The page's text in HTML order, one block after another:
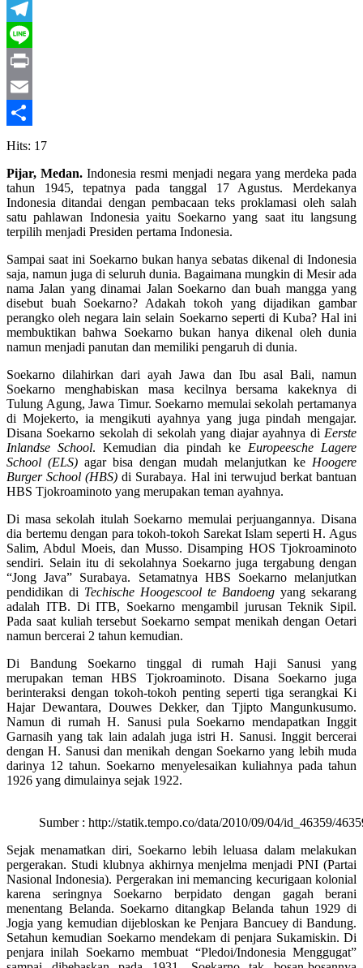
WhatsApp
Telegram
Line
Print
Email
Share
Hits: 17
Pijar, Medan. Indonesia resmi menjadi negara yang merdeka pada
tahun 1945, tepatnya pada tanggal 17 Agustus. Merdekanya
Indonesia ditandai dengan pembacaan teks proklamasi oleh salah
satu pahlawan Indonesia yaitu Soekarno yang saat itu langsung
terpilih menjadi Presiden pertama Indonesia.
Sampai saat ini Soekarno bukan hanya sebatas dikenal di Indonesia
saja, namun juga di seluruh dunia. Bagaimana mungkin di Mesir ada
nama Jalan yang dinamai Jalan Soekarno dan buah mangga yang
disebut buah Soekarno? Adakah tokoh yang dijadikan gambar
perangko oleh negara lain selain Soekarno seperti di Kuba? Hal ini
membuktikan bahwa Soekarno bukan hanya dikenal oleh dunia
namun menjadi panutan dan memiliki pengaruh di dunia.
Soekarno dilahirkan dari ayah Jawa dan Ibu asal Bali, namun
Soekarno menghabiskan masa kecilnya bersama kakeknya di
Tulung Agung, Jawa Timur. Soekarno memulai sekolah pertamanya
di Mojekerto, ia mengikuti ayahnya yang juga pindah mengajar.
Disana Soekarno sekolah di sekolah yang diajar ayahnya di Eerste
Inlandse School. Kemudian dia pindah ke Europeesche Lagere
School (ELS) agar bisa dengan mudah melanjutkan ke Hoogere
Burger School (HBS) di Surabaya. Hal ini terwujud berkat bantuan
HBS Tjokroaminoto yang merupakan teman ayahnya.
Di masa sekolah itulah Soekarno memulai perjuangannya. Disana
dia bertemu dengan para tokoh-tokoh Sarekat Islam seperti H. Agus
Salim, Abdul Moeis, dan Musso. Disamping HOS Tjokroaminoto
sendiri. Selain itu di sekolahnya Soekarno juga tergabung dengan
“Jong Java” Surabaya. Setamatnya HBS Soekarno melanjutkan
pendidikan di Techische Hoogescool te Bandoeng yang sekarang
adalah ITB. Di ITB, Soekarno mengambil jurusan Teknik Sipil.
Pada saat kuliah tersebut Soekarno sempat menikah dengan Oetari
namun bercerai 2 tahun kemudian.
Di Bandung Soekarno tinggal di rumah Haji Sanusi yang
merupakan teman HBS Tjokroaminoto. Disana Soekarno juga
berinteraksi dengan tokoh-tokoh penting seperti tiga serangkai Ki
Hajar Dewantara, Douwes Dekker, dan Tjipto Mangunkusumo.
Namun di rumah H. Sanusi pula Soekarno mendapatkan Inggit
Garnasih yang tak lain adalah juga istri H. Sanusi. Inggit bercerai
dengan H. Sanusi dan menikah dengan Soekarno yang lebih muda
darinya 12 tahun. Soekarno menyelesaikan kuliahnya pada tahun
1926 yang dimulainya sejak 1922.
Sumber : http://statik.tempo.co/data/2010/09/04/id_46359/
Sejak menamatkan diri, Soekarno lebih leluasa dalam melakukan
pergerakan. Studi klubnya akhirnya menjelma menjadi PNI (Partai
Nasional Indonesia). Pergerakan ini memancing kecurigaan kolonial
karena seringnya Soekarno berpidato dengan gagah berani
menentang Belanda. Soekarno ditangkap Belanda tahun 1929 di
Jogja yang kemudian dijebloskan ke Penjara Bancuey di Bandung.
Setahun kemudian Soekarno mendekam di penjara Sukamiskin. Di
penjara inilah Soekarno membuat “Pledoi/Indonesia Menggugat”